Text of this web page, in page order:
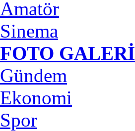
Amatör
Sinema
FOTO GALERİ
Gündem
Ekonomi
Spor